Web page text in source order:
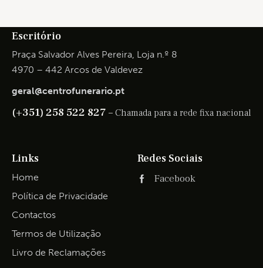
Escritório
Praça Salvador Alves Pereira, Loja n.º 8
4970 – 442 Arcos de Valdevez
geral@centrofunerario.pt
(+351) 258 522 827 – Chamada para a rede fixa nacional
Links
Home
Política de Privacidade
Contactos
Termos de Utilização
Livro de Reclamações
Redes Sociais
Facebook